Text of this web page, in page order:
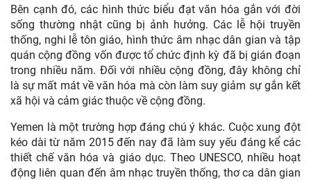
Bên cạnh đó, các hình thức biểu đạt văn hóa gắn với đời
sống thường nhật cũng bị ảnh hưởng. Các lễ hội truyền
thống, nghi lễ tôn giáo, hình thức âm nhạc dân gian và tập
quán cộng đồng vốn được tổ chức định kỳ đã bị gián đoạn
trong nhiều năm. Đối với nhiều cộng đồng, đây không chỉ
là sự mất mát về văn hóa mà còn làm suy giảm sự gắn kết
xã hội và cảm giác thuộc về cộng đồng.
Yemen là một trường hợp đáng chú ý khác. Cuộc xung đột
kéo dài từ năm 2015 đến nay đã làm suy yếu đáng kể các
thiết chế văn hóa và giáo dục. Theo UNESCO, nhiều hoạt
động liên quan đến âm nhạc truyền thống, thơ ca dân gian